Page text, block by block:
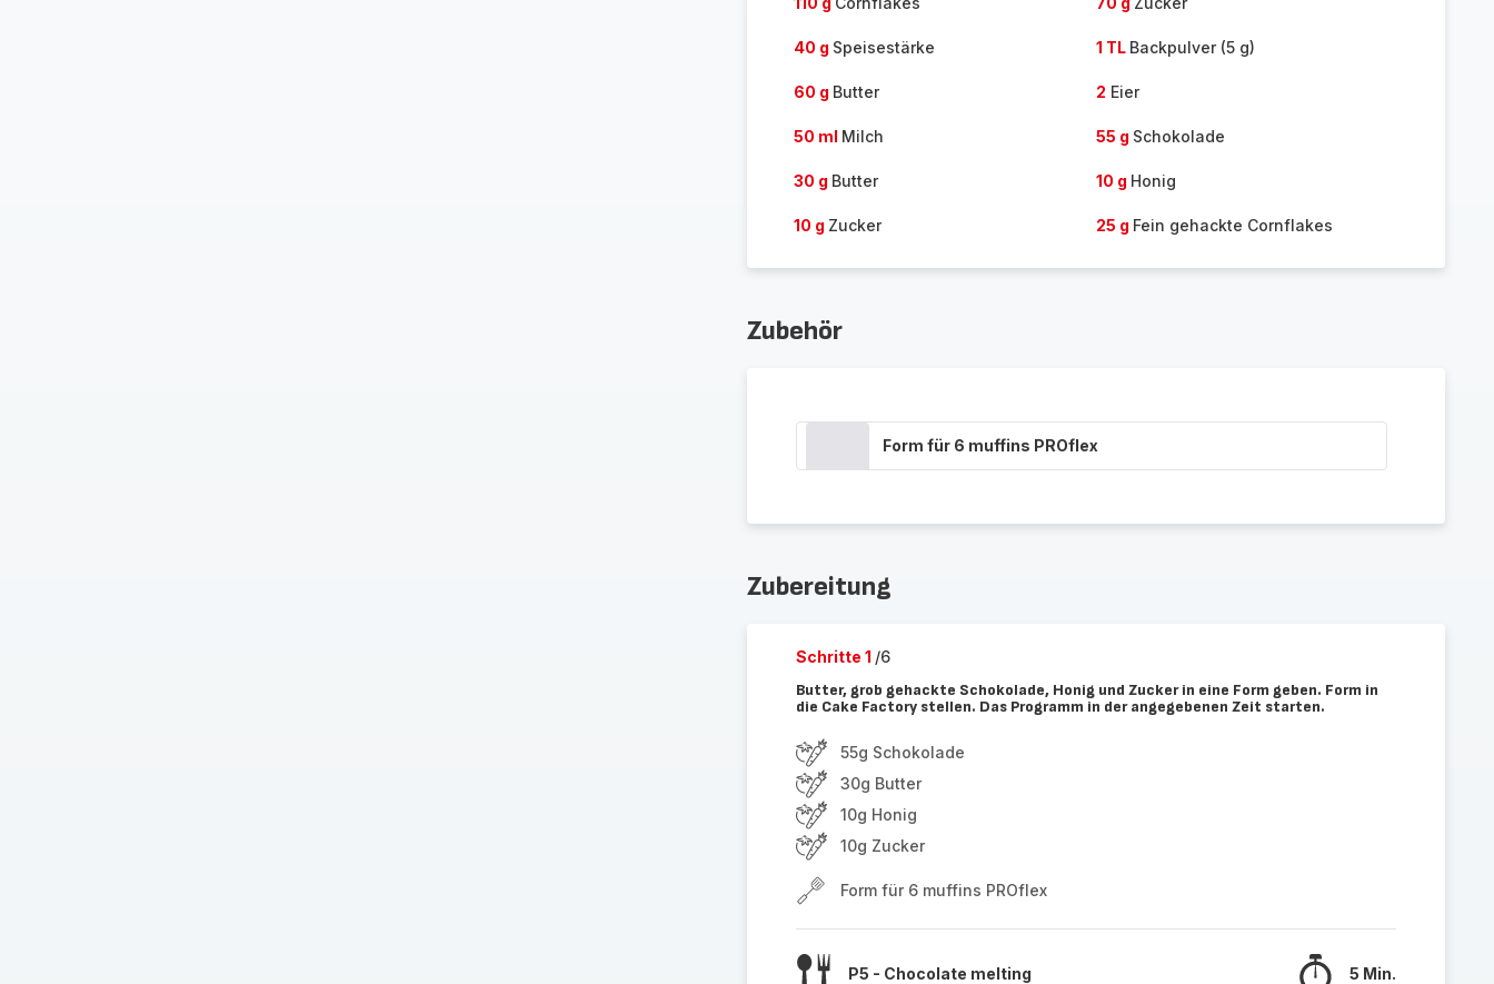
40 g Speisestärke 1 TL Backpulver (5 g)
60 g Butter 2 Eier
50 ml Milch 55 g Schokolade
30 g Butter 10 g Honig
10 g Zucker 25 g Fein gehackte Cornflakes
Zubehör
Form für 6 muffins PROflex
Zubereitung
Schritte 1 /6
Butter, grob gehackte Schokolade, Honig und Zucker in eine Form geben. Form in
die Cake Factory stellen. Das Programm in der angegebenen Zeit starten.
55g Schokolade
30g Butter
10g Honig
10g Zucker
Form für 6 muffins PROflex
P5 - Chocolate melting 5 Min.